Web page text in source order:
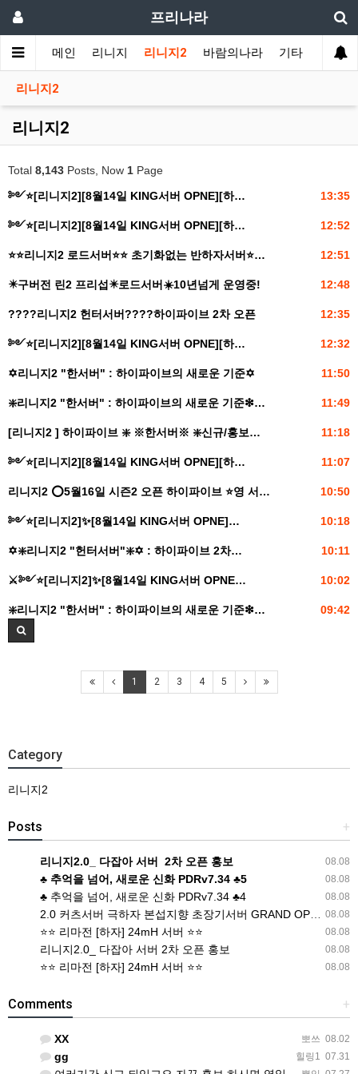
프리나라
메인 리니지 리니지2 바람의나라 기타 도감
리니지2
리니지2
Total 8,143 Posts, Now 1 Page
13:35
༻⭐️[리니지2][8월14일 KING서버 OPNE][하…
12:52
༻⭐️[리니지2][8월14일 KING서버 OPNE][하…
12:51
⭐️⭐️리니지2 로드서버⭐️⭐️ 초기화없는 반하자서버⭐…
12:48
✴️구버전 린2 프리섭✴️로드서버☀️10년넘게 운영중!
12:35
????리니지2 헌터서버????하이파이브 2차 오픈
12:32
༻⭐️[리니지2][8월14일 KING서버 OPNE][하…
11:50
✡️리니지2 "한서버" : 하이파이브의 새로운 기준✡️
11:49
❇️리니지2 "한서버" : 하이파이브의 새로운 기준❇…
11:18
[리니지2 ] 하이파이브 ❇️ ※한서버※ ❇️신규/홍보…
11:07
༻⭐️[리니지2][8월14일 KING서버 OPNE][하…
10:50
리니지2 ⭕5월16일 시즌2 오픈 하이파이브 ⭐️영 서…
10:18
️༻⭐️[리니지2]✨[8월14일 KING서버 OPNE]…
10:11
✡️❇️리니지2 "헌터서버"❇️✡️ : 하이파이브 2차…
10:02
⚔️༻⭐️[리니지2]✨[8월14일 KING서버 OPNE…
09:42
❇️리니지2 "한서버" : 하이파이브의 새로운 기준❇…
1 2 3 4 5
Category
리니지2
+
Posts
08.08
리니지2.0_ 다잡아 서버 2차 오픈 홍보
08.08
♣ 추억을 넘어, 새로운 신화 PDRv7.34 ♣5
08.08
♣ 추억을 넘어, 새로운 신화 PDRv7.34 ♣4
08.08
2.0 커츠서버 극하자 본섭지향 초장기서버 GRAND OPEN 서버운영자 프리서버에 수억 쓴 리니지 프로게이머 군주 출신 밸런스 최적화 사냥 최적화 --------------------------------------------------------- 최
08.08
⭐️⭐️ 리마전 [하자] 24mH 서버 ⭐️⭐️
08.08
리니지2.0_ 다잡아 서버 2차 오픈 홍보
08.08
⭐️⭐️ 리마전 [하자] 24mH 서버 ⭐️⭐️
+
Comments
뽀쓰 08.02
XX
힐링1 07.31
gg